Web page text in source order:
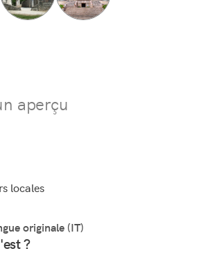
aperçu
locales
originale (IT)
?